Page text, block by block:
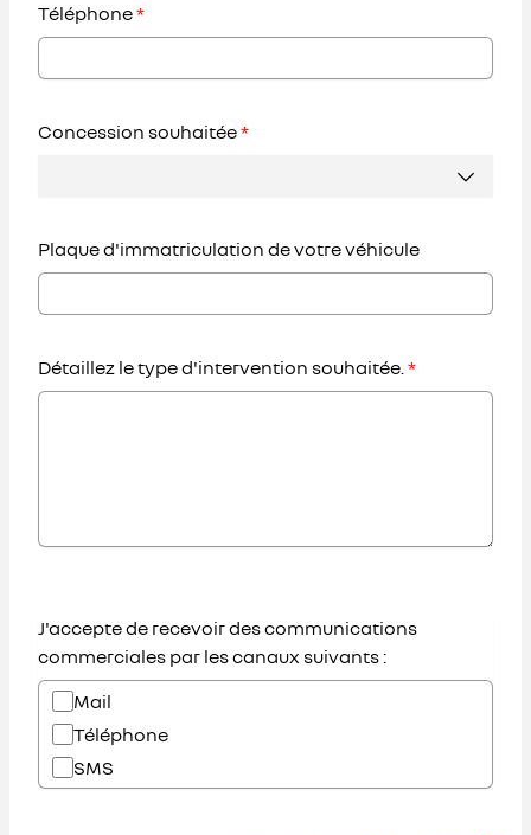
Téléphone*
Concession souhaitée*
Plaque d'immatriculation de votre véhicule
Détaillez le type d'intervention souhaitée.*
J'accepte de recevoir des communications
commerciales par les canaux suivants :
Mail
Téléphone
SMS